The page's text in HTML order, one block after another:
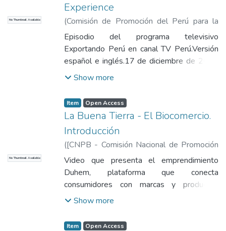
No Thumbnail Available
Experience
(Comisión de Promoción del Perú para la
Exportación y el Turismo,2012-09-17)
Comisión de Promoción del Perú para la
Exportación y el Turismo
Episodio del programa televisivo
Exportando Perú en canal TV Perú.Versión
español e inglés.17 de diciembre de 2012
Lima, Perú
Show more
No Thumbnail Available
Item Open Access
La Buena Tierra - El Biocomercio.
Introducción
([CNPB - Comisión Nacional de Promoción
del Biocomercio, Biodiversidad],2013)
Brack Egg, Antonio
Video que presenta el emprendimiento
Duhem, plataforma que conecta
consumidores con marcas y productos
socialmente responsables.
Show more
Item Open Access